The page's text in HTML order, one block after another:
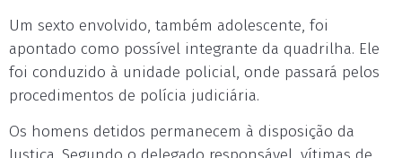
Um sexto envolvido, também adolescente, foi
apontado como possível integrante da quadrilha. Ele
foi conduzido à unidade policial, onde passará pelos
procedimentos de polícia judiciária.
Os homens detidos permanecem à disposição da